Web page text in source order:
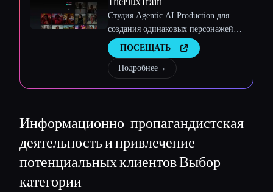
Esc
Студия Agentic AI Production для
создания одинаковых персонажей,
рабочих процессов и видео
ПОСЕЩАТЬ
Подробнее→
Информационно-пропагандистская
деятельность и привлечение
потенциальных клиентовВыбор
категории